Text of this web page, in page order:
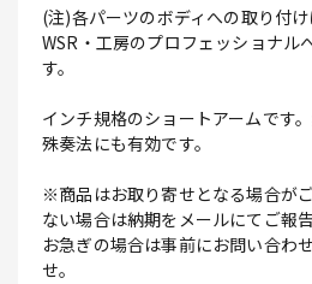
(注)各パーツのボディへの取り付
WSR・工房のプロフェッショナル
す。
インチ規格のショートアームです
殊奏法にも有効です。
※商品はお取り寄せとなる場合が
ない場合は納期をメールにてご報
お急ぎの場合は事前にお問い合わ
せ。